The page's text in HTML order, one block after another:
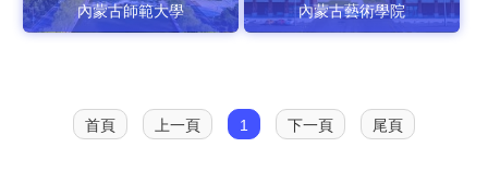
內蒙古師範大學 內蒙古藝術學院
首頁 上一頁 1 下一頁 尾頁